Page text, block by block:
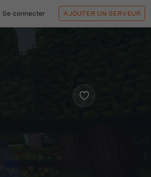
Se connecter AJOUTER UN SERVEUR